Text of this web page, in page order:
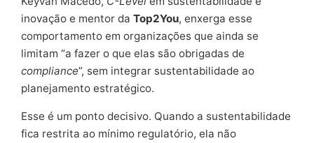
inovação e mentor da Top2You, enxerga esse
comportamento em organizações que ainda se
limitam “a fazer o que elas são obrigadas de
compliance”, sem integrar sustentabilidade ao
planejamento estratégico.
Esse é um ponto decisivo. Quando a sustentabilidade
fica restrita ao mínimo regulatório, ela não